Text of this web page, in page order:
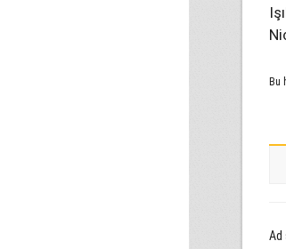
Bu
Ad